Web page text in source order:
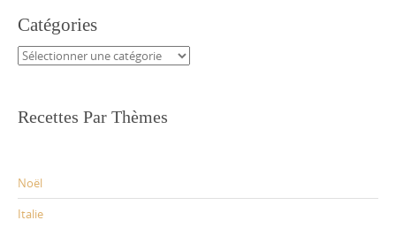
Catégories
Catégories
Recettes Par Thèmes
Noël
Italie